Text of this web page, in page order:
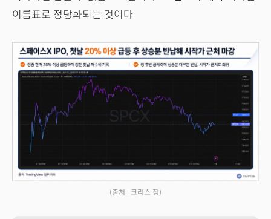
이름표로 정당화되는 것이다.
(출처 : 크리스 정)